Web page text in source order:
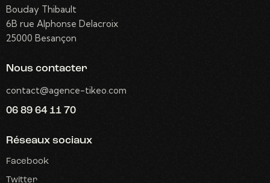
Bouday Thibault
6B rue Alphonse Delacroix
25000 Besançon
Nous contacter
contact@agence-tikeo.com
06 89 64 11 70
Réseaux sociaux
Facebook
Twitter